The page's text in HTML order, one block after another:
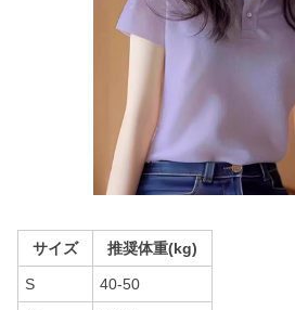
サイズ 推奨体重(kg)
S 40-50